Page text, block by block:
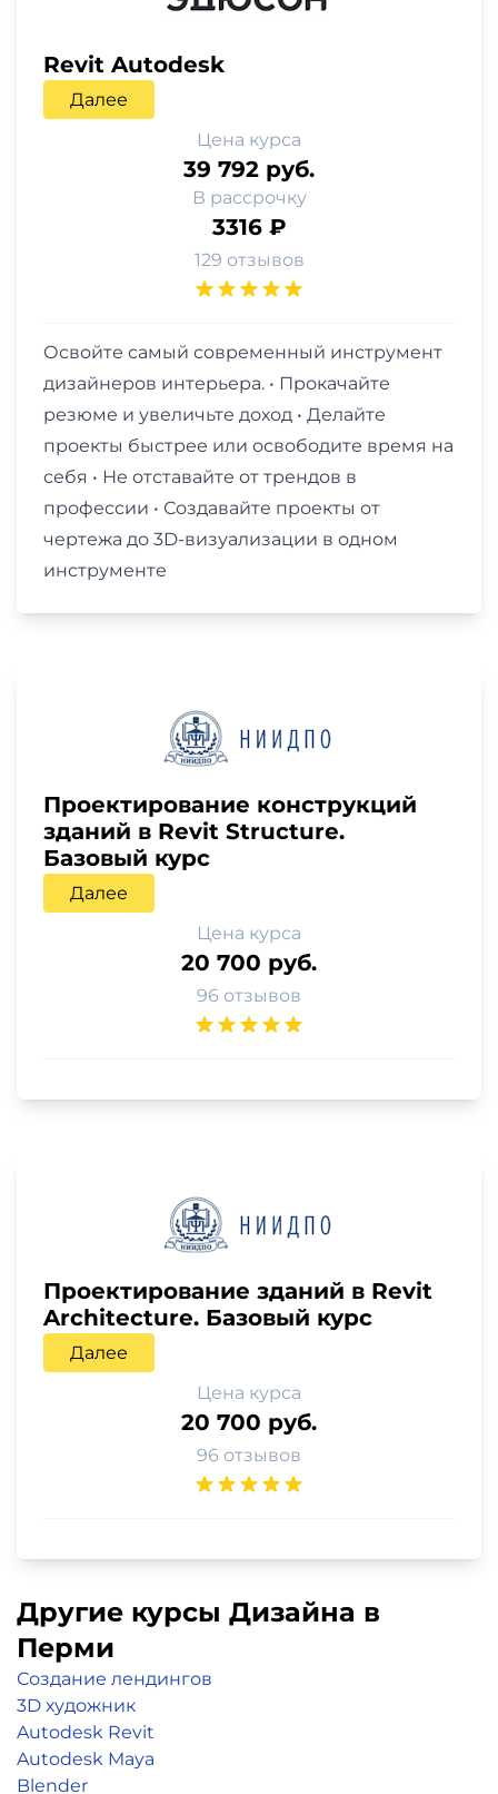
Revit Autodesk
Далее
Цена курса
39 792 руб.
В рассрочку
3316 ₽
129 отзывов
Освойте самый современный инструмент
дизайнеров интерьера. • Прокачайте
резюме и увеличьте доход • Делайте
проекты быстрее или освободите время на
себя • Не отставайте от трендов в
профессии • Создавайте проекты от
чертежа до 3D-визуализации в одном
инструменте
Проектирование конструкций
зданий в Revit Structure.
Базовый курс
Далее
Цена курса
20 700 руб.
96 отзывов
Проектирование зданий в Revit
Architecture. Базовый курс
Далее
Цена курса
20 700 руб.
96 отзывов
Другие курсы Дизайна в
Перми
Создание лендингов
3D художник
Autodesk Revit
Autodesk Maya
Blender